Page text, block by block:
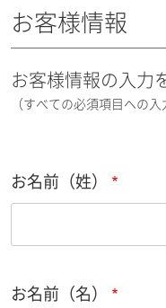
お客様情報
お客様情報の入力
（すべての必須項目への
お名前（姓）
お名前（名）